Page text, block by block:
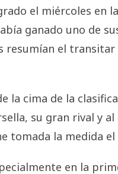
el miércoles en
ganado uno de
resumían el
la cima de la
su gran rival y
tomada la medida
en la